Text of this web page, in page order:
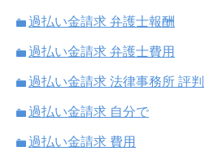
過払い金請求 弁護士報酬
過払い金請求 弁護士費用
過払い金請求 法律事務所 評判
過払い金請求 自分で
過払い金請求 費用